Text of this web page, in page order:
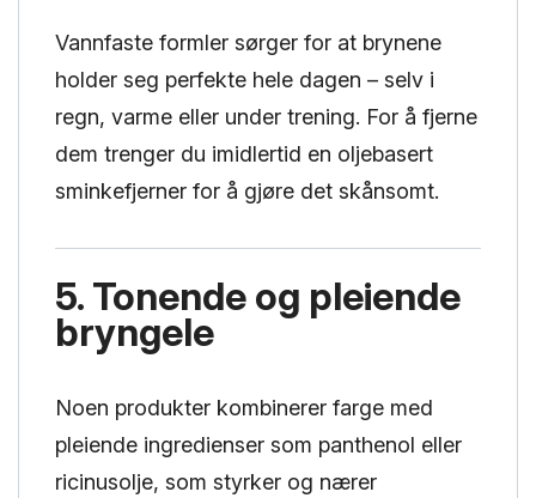
Vannfaste formler sørger for at brynene
holder seg perfekte hele dagen – selv i
regn, varme eller under trening. For å fjerne
dem trenger du imidlertid en oljebasert
sminkefjerner for å gjøre det skånsomt.
5. Tonende og pleiende
bryngele
Noen produkter kombinerer farge med
pleiende ingredienser som panthenol eller
ricinusolje, som styrker og nærer